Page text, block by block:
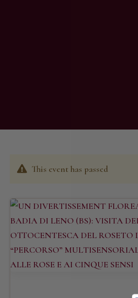
This event has passed